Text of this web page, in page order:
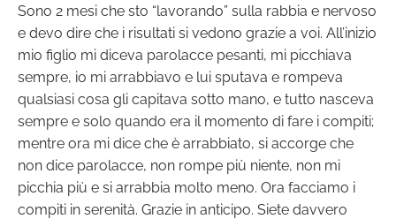
Sono 2 mesi che sto “lavorando” sulla rabbia e nervoso
e devo dire che i risultati si vedono grazie a voi. All’inizio
mio figlio mi diceva parolacce pesanti, mi picchiava
sempre, io mi arrabbiavo e lui sputava e rompeva
qualsiasi cosa gli capitava sotto mano, e tutto nasceva
sempre e solo quando era il momento di fare i compiti;
mentre ora mi dice che è arrabbiato, si accorge che
non dice parolacce, non rompe più niente, non mi
picchia più e si arrabbia molto meno. Ora facciamo i
compiti in serenità. Grazie in anticipo. Siete davvero